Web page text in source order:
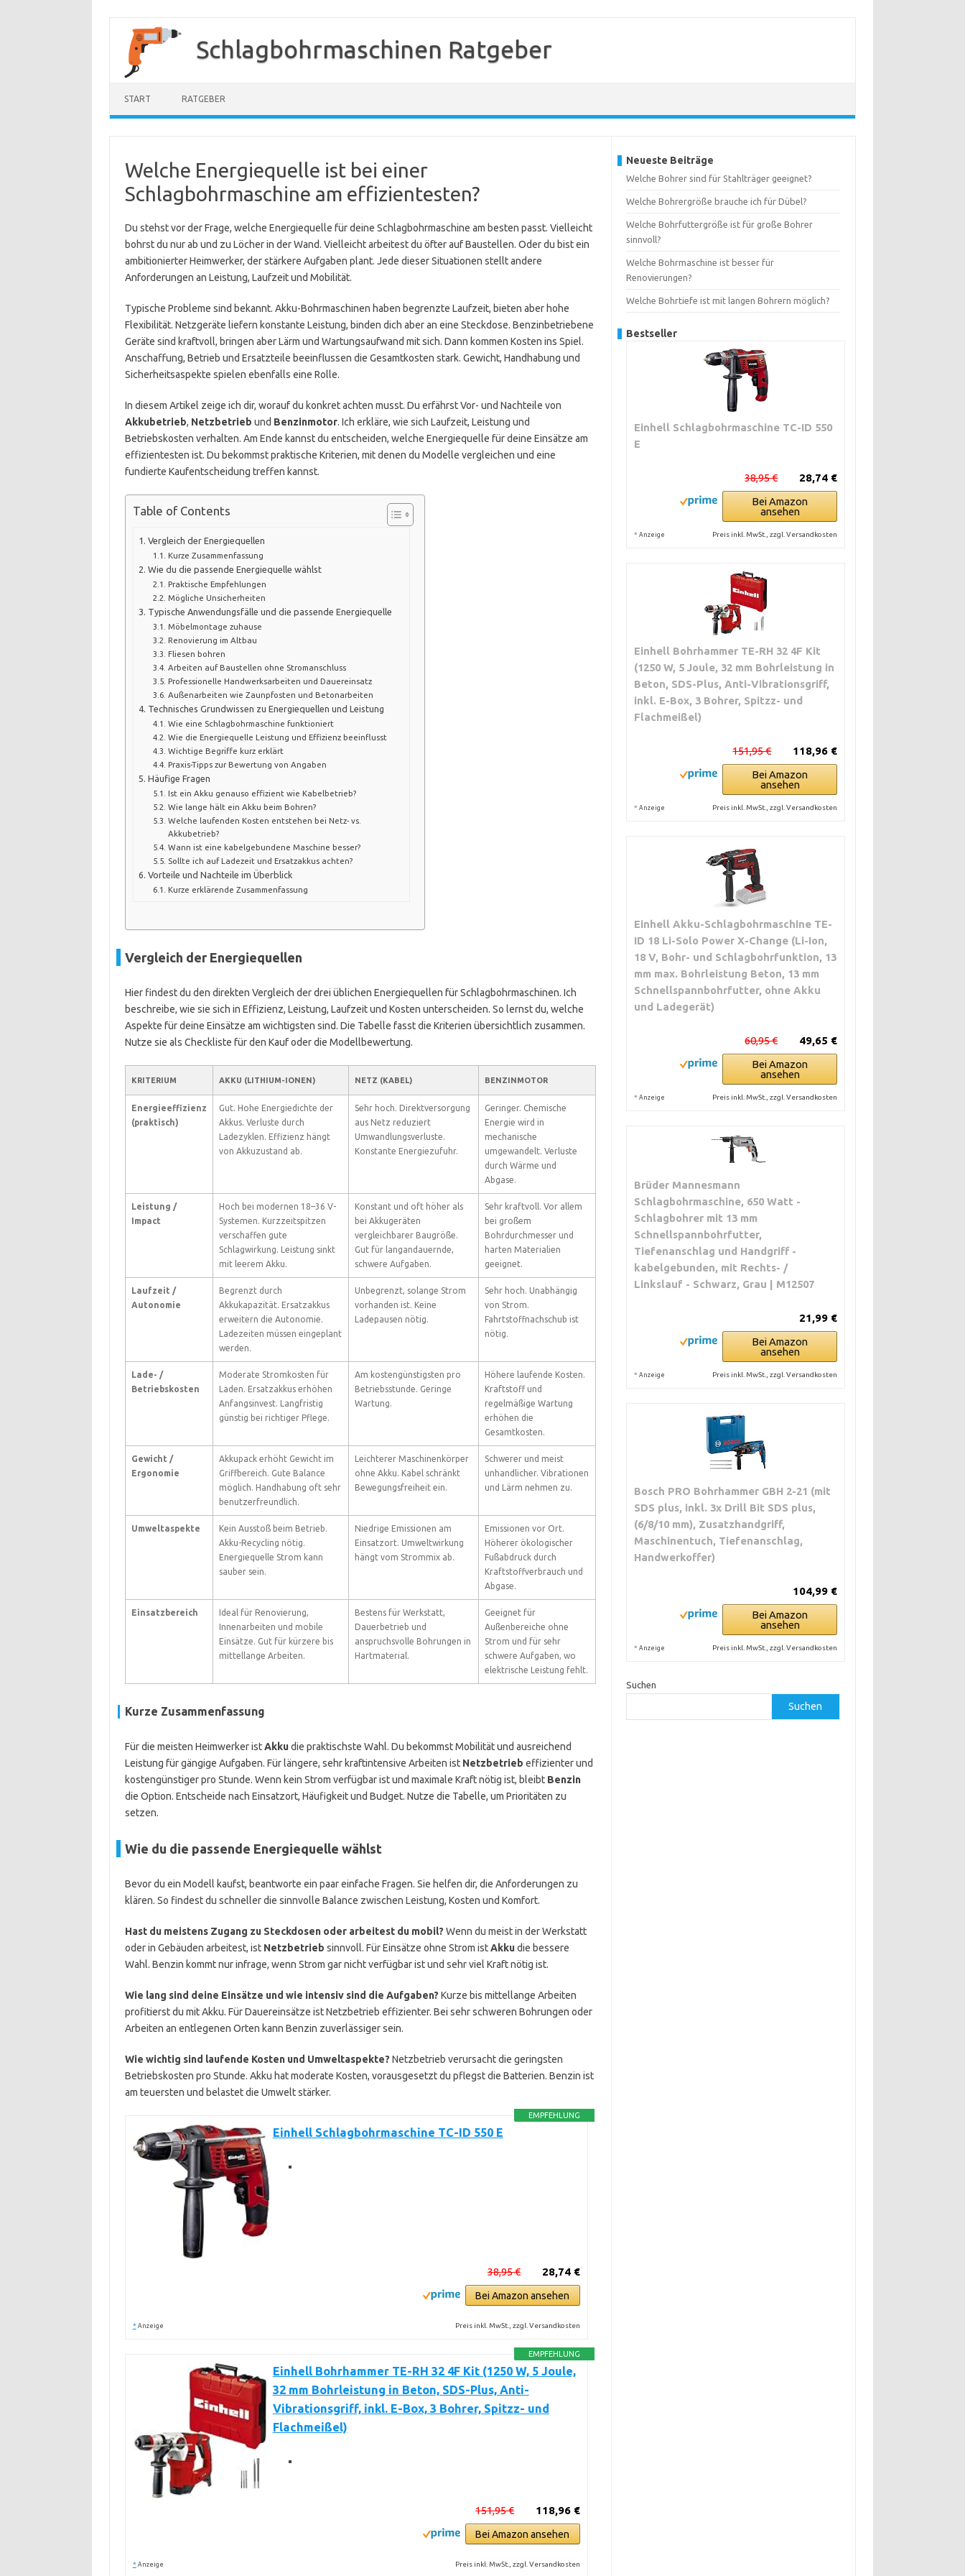
Inhalt
springen
Schlagbohrmaschinen Ratgeber
START RATGEBER
Welche Energiequelle ist bei einer
Schlagbohrmaschine am effizientesten?
Du stehst vor der Frage, welche Energiequelle für deine Schlagbohrmaschine am besten passt. Vielleicht
bohrst du nur ab und zu Löcher in der Wand. Vielleicht arbeitest du öfter auf Baustellen. Oder du bist ein
ambitionierter Heimwerker, der stärkere Aufgaben plant. Jede dieser Situationen stellt andere
Anforderungen an Leistung, Laufzeit und Mobilität.
Typische Probleme sind bekannt. Akku-Bohrmaschinen haben begrenzte Laufzeit, bieten aber hohe
Flexibilität. Netzgeräte liefern konstante Leistung, binden dich aber an eine Steckdose. Benzinbetriebene
Geräte sind kraftvoll, bringen aber Lärm und Wartungsaufwand mit sich. Dann kommen Kosten ins Spiel.
Anschaffung, Betrieb und Ersatzteile beeinflussen die Gesamtkosten stark. Gewicht, Handhabung und
Sicherheitsaspekte spielen ebenfalls eine Rolle.
In diesem Artikel zeige ich dir, worauf du konkret achten musst. Du erfährst Vor- und Nachteile von
Akkubetrieb, Netzbetrieb und Benzinmotor. Ich erkläre, wie sich Laufzeit, Leistung und
Betriebskosten verhalten. Am Ende kannst du entscheiden, welche Energiequelle für deine Einsätze am
effizientesten ist. Du bekommst praktische Kriterien, mit denen du Modelle vergleichen und eine
fundierte Kaufentscheidung treffen kannst.
Table of Contents
Vergleich der Energiequellen
Kurze Zusammenfassung
Wie du die passende Energiequelle wählst
Praktische Empfehlungen
Mögliche Unsicherheiten
Typische Anwendungsfälle und die passende Energiequelle
Möbelmontage zuhause
Renovierung im Altbau
Fliesen bohren
Arbeiten auf Baustellen ohne Stromanschluss
Professionelle Handwerksarbeiten und Dauereinsatz
Außenarbeiten wie Zaunpfosten und Betonarbeiten
Technisches Grundwissen zu Energiequellen und Leistung
Wie eine Schlagbohrmaschine funktioniert
Wie die Energiequelle Leistung und Effizienz beeinflusst
Wichtige Begriffe kurz erklärt
Praxis-Tipps zur Bewertung von Angaben
Häufige Fragen
Ist ein Akku genauso effizient wie Kabelbetrieb?
Wie lange hält ein Akku beim Bohren?
Welche laufenden Kosten entstehen bei Netz- vs.
Akkubetrieb?
Wann ist eine kabelgebundene Maschine besser?
Sollte ich auf Ladezeit und Ersatzakkus achten?
Vorteile und Nachteile im Überblick
Kurze erklärende Zusammenfassung
Vergleich der Energiequellen
Hier findest du den direkten Vergleich der drei üblichen Energiequellen für Schlagbohrmaschinen. Ich
beschreibe, wie sie sich in Effizienz, Leistung, Laufzeit und Kosten unterscheiden. So lernst du, welche
Aspekte für deine Einsätze am wichtigsten sind. Die Tabelle fasst die Kriterien übersichtlich zusammen.
Nutze sie als Checkliste für den Kauf oder die Modellbewertung.
KRITERIUM AKKU (LITHIUM-IONEN) NETZ (KABEL) BENZINMOTOR
Energieeffizienz
(praktisch)
Gut. Hohe Energie­dichte der
Akkus. Verluste durch
Ladezyklen. Effizienz hängt
von Akkuzustand ab.
Sehr hoch. Direktversorgung
aus Netz reduziert
Umwandlungsverluste.
Konstante Energiezufuhr.
Geringer. Chemische
Energie wird in
mechanische
umgewandelt. Verluste
durch Wärme und
Abgase.
Leistung /
Impact
Hoch bei modernen 18–36 V-
Systemen. Kurzzeitspitzen
verschaffen gute
Schlagwirkung. Leistung sinkt
mit leerem Akku.
Konstant und oft höher als
bei Akkugeräten
vergleichbarer Baugröße.
Gut für langandauernde,
schwere Aufgaben.
Sehr kraftvoll. Vor allem
bei großem
Bohrdurchmesser und
harten Materialien
geeignet.
Laufzeit /
Autonomie
Begrenzt durch
Akkukapazität. Ersatzakkus
erweitern die Autonomie.
Ladezeiten müssen eingeplant
werden.
Unbegrenzt, solange Strom
vorhanden ist. Keine
Ladepausen nötig.
Sehr hoch. Unabhängig
von Strom.
Fahrtstoffnachschub ist
nötig.
Lade- /
Betriebskosten
Moderate Stromkosten für
Laden. Ersatzakkus erhöhen
Anfangsinvest. Langfristig
günstig bei richtiger Pflege.
Am kostengünstigsten pro
Betriebsstunde. Geringe
Wartung.
Höhere laufende Kosten.
Kraftstoff und
regelmäßige Wartung
erhöhen die
Gesamtkosten.
Gewicht /
Ergonomie
Akkupack erhöht Gewicht im
Griffbereich. Gute Balance
möglich. Handhabung oft sehr
benutzerfreundlich.
Leichterer Maschinenkörper
ohne Akku. Kabel schränkt
Bewegungsfreiheit ein.
Schwerer und meist
unhandlicher. Vibrationen
und Lärm nehmen zu.
Umweltaspekte
Kein Ausstoß beim Betrieb.
Akku-Recycling nötig.
Energiequelle Strom kann
sauber sein.
Niedrige Emissionen am
Einsatzort. Umweltwirkung
hängt vom Strommix ab.
Emissionen vor Ort.
Höherer ökologischer
Fußabdruck durch
Kraftstoffverbrauch und
Abgase.
Einsatzbereich
Ideal für Renovierung,
Innenarbeiten und mobile
Einsätze. Gut für kürzere bis
mittellange Arbeiten.
Bestens für Werkstatt,
Dauerbetrieb und
anspruchsvolle Bohrungen in
Hartmaterial.
Geeignet für
Außenbereiche ohne
Strom und für sehr
schwere Aufgaben, wo
elektrische Leistung fehlt.
Kurze Zusammenfassung
Für die meisten Heimwerker istAkkudie praktischste Wahl. Du bekommst Mobilität und ausreichend
Leistung für gängige Aufgaben. Für längere, sehr kraftintensive Arbeiten ist Netzbetrieb effizienter und
kostengünstiger pro Stunde. Wenn kein Strom verfügbar ist und maximale Kraft nötig ist, bleibt Benzin
die Option. Entscheide nach Einsatzort, Häufigkeit und Budget. Nutze die Tabelle, um Prioritäten zu
setzen.
Wie du die passende Energiequelle wählst
Bevor du ein Modell kaufst, beantworte ein paar einfache Fragen. Sie helfen dir, die Anforderungen zu
klären. So findest du schneller die sinnvolle Balance zwischen Leistung, Kosten und Komfort.
Hast du meistens Zugang zu Steckdosen oder arbeitest du mobil? Wenn du meist in der Werkstatt
oder in Gebäuden arbeitest, ist Netzbetrieb sinnvoll. Für Einsätze ohne Strom istAkkudie bessere
Wahl. Benzin kommt nur infrage, wenn Strom gar nicht verfügbar ist und sehr viel Kraft nötig ist.
Wie lang sind deine Einsätze und wie intensiv sind die Aufgaben? Kurze bis mittellange Arbeiten
profitierst du mit Akku. Für Dauereinsätze ist Netzbetrieb effizienter. Bei sehr schweren Bohrungen oder
Arbeiten an entlegenen Orten kann Benzin zuverlässiger sein.
Wie wichtig sind laufende Kosten und Umweltaspekte? Netzbetrieb verursacht die geringsten
Betriebskosten pro Stunde. Akku hat moderate Kosten, vorausgesetzt du pflegst die Batterien. Benzin ist
am teuersten und belastet die Umwelt stärker.
EMPFEHLUNG
Einhell Schlagbohrmaschine TC-ID 550 E
28,74 €
38,95 €
Bei Amazon ansehen
* Anzeige Preis inkl. MwSt., zzgl. Versandkosten
EMPFEHLUNG
Einhell Bohrhammer TE-RH 32 4F Kit (1250 W, 5 Joule,
32 mm Bohrleistung in Beton, SDS-Plus, Anti-
Vibrationsgriff, inkl. E-Box, 3 Bohrer, Spitzz- und
Flachmeißel)
118,96 €
151,95 €
Bei Amazon ansehen
* Anzeige Preis inkl. MwSt., zzgl. Versandkosten
Neueste Beiträge
Welche Bohrer sind für Stahlträger geeignet?
Welche Bohrergröße brauche ich für Dübel?
Welche Bohrfuttergröße ist für große Bohrer
sinnvoll?
Welche Bohrmaschine ist besser für
Renovierungen?
Welche Bohrtiefe ist mit langen Bohrern möglich?
Bestseller
Einhell Schlagbohrmaschine TC-ID 550
E
28,74 €
38,95 €
Bei Amazon
ansehen
* Anzeige Preis inkl. MwSt., zzgl. Versandkosten
Einhell Bohrhammer TE-RH 32 4F Kit
(1250 W, 5 Joule, 32 mm Bohrleistung in
Beton, SDS-Plus, Anti-Vibrationsgriff,
inkl. E-Box, 3 Bohrer, Spitzz- und
Flachmeißel)
118,96 €
151,95 €
Bei Amazon
ansehen
* Anzeige Preis inkl. MwSt., zzgl. Versandkosten
Einhell Akku-Schlagbohrmaschine TE-
ID 18 Li-Solo Power X-Change (Li-Ion,
18 V, Bohr- und Schlagbohrfunktion, 13
mm max. Bohrleistung Beton, 13 mm
Schnellspannbohrfutter, ohne Akku
und Ladegerät)
49,65 €
60,95 €
Bei Amazon
ansehen
* Anzeige Preis inkl. MwSt., zzgl. Versandkosten
Brüder Mannesmann
Schlagbohrmaschine, 650 Watt -
Schlagbohrer mit 13 mm
Schnellspannbohrfutter,
Tiefenanschlag und Handgriff -
kabelgebunden, mit Rechts- /
Linkslauf - Schwarz, Grau | M12507
21,99 €
Bei Amazon
ansehen
* Anzeige Preis inkl. MwSt., zzgl. Versandkosten
Bosch PRO Bohrhammer GBH 2-21 (mit
SDS plus, inkl. 3x Drill Bit SDS plus,
(6/8/10 mm), Zusatzhandgriff,
Maschinentuch, Tiefenanschlag,
Handwerkoffer)
104,99 €
Bei Amazon
ansehen
* Anzeige Preis inkl. MwSt., zzgl. Versandkosten
Suchen
Suchen